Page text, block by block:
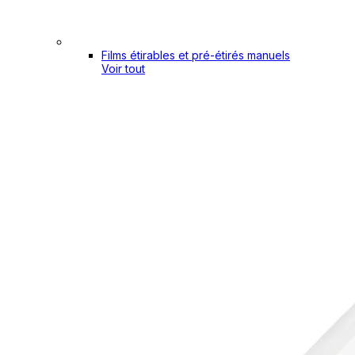
Films étirables et pré-étirés manuels
Voir tout